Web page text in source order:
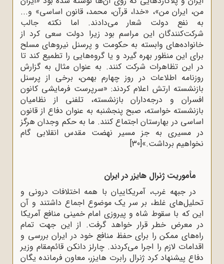
من، ایران من»، «خدا، قرآن، محمد، قانون اساسی» و...
به نفع دولت شعار می‌دادند. اما نکته جالب
شرکت‌کنندگان این مراسم بود زیرا دولت سعی کرد از
خانواده‌های وابسته به حکومت و پرسنل نیروهای مسلح
برای این منظور بهره‌ گیرد و یا گروه‌هایی را تطمیع کند تا
در این تظاهرات شرکت کنند. به ‌عنوان مثال به گزارش
روزنامه اطلاعات در روز چهارم بهمن، برخی از پرسنل
بازنشسته ارتش اعلام کردند: «سرپرست فرمایشی کانون
افسران و درجه‌داران بازنشسته، تلفنی از نظامیان
بازنشسته خواسته، صبح پنجشنبه به‌ عنوان دفاع از قانون
اساسی در بهارستان اجتماع کنند. ما به حکم وجدان هرگز
در مسیری به جز مسیر نهضت مقدس انقلابی گام
نخواهیم برداشت.»[30]
مأموریت ژنرال هایزر در ایران
در جبهه غرب، آمریکاییان‌ با همه‌‌ اختلافات‌ درونی‌ و
تحلیل‌های‌ غلط‌، بر سر یک‌ موضوع‌ اجماع‌ داشتند و آن‌
این که‌ با سقوط‌ شاه‌ و پیروزی‌ امام‌ خمینی‌ منافع‌ آمریکا
در معرض‌ خطر قرار خواهد گرفت‌. از این‌ جهت‌ تمام‌
راه‌های‌ ممکن‌ را برای‌ حفظ‌ منافع‌ خود در ایران‌ بررسی‌ و
اقدامات‌ لازم‌ را اجرا می‌کردند. چارلز دانکن‌ قائم‌مقام‌ وزیر
دفاع‌ پیشنهاد کرد ژنرال رابرت‌ هایزر، معاون‌ فرمانده‌ یگان‌